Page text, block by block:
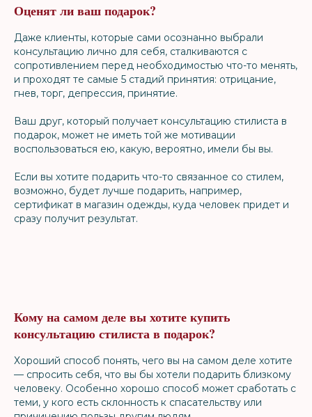
Оценят ли ваш подарок?
Даже клиенты, которые сами осознанно выбрали
консультацию лично для себя, сталкиваются с
сопротивлением перед необходимостью что-то менять,
и проходят те самые 5 стадий принятия: отрицание,
гнев, торг, депрессия, принятие.
Ваш друг, который получает консультацию стилиста в
подарок, может не иметь той же мотивации
воспользоваться ею, какую, вероятно, имели бы вы.
Если вы хотите подарить что-то связанное со стилем,
возможно, будет лучше подарить, например,
сертификат в магазин одежды, куда человек придет и
сразу получит результат.
Кому на самом деле вы хотите купить
консультацию стилиста в подарок?
Хороший способ понять, чего вы на самом деле хотите
— спросить себя, что вы бы хотели подарить близкому
человеку. Особенно хорошо способ может сработать с
теми, у кого есть склонность к спасательству или